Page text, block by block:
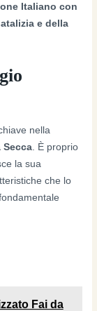
Italiano con
e della
nella
Secca . È proprio
la sua
che lo
Fai da